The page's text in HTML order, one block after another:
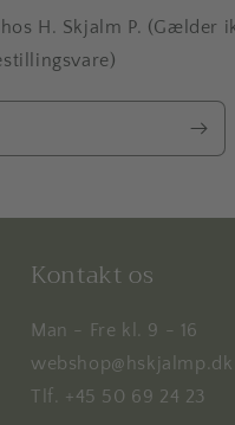
H. Skjalm P. (Gælder
Kontakt os
Man - Fre kl. 9 - 16
webshop@hskjalmp.dk
Tlf. +45 50 69 24 23